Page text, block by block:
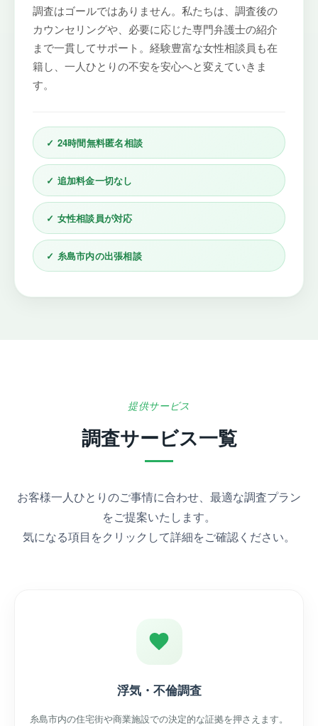
調査はゴールではありません。私たちは、調査後の
カウンセリングや、必要に応じた専門弁護士の紹介
まで一貫してサポート。経験豊富な女性相談員も在
籍し、一人ひとりの不安を安心へと変えていきま
す。
✓ 24時間無料匿名相談
✓ 追加料金一切なし
✓ 女性相談員が対応
✓ 糸島市内の出張相談
提供サービス
調査サービス一覧
お客様一人ひとりのご事情に合わせ、最適な調査プラン
をご提案いたします。
気になる項目をクリックして詳細をご確認ください。
浮気・不倫調査
糸島市内の住宅街や商業施設での決定的な証拠を押さえます。